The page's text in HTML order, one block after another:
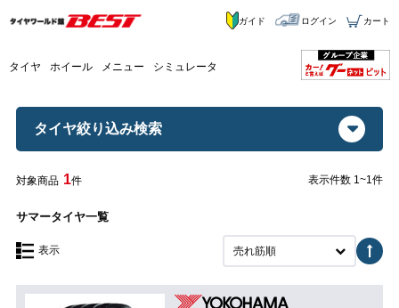
タイヤ ホイール メニュー シミュレータ
ガイド ログイン カート
タイヤ絞り込み検索
対象商品 1件 表示件数 1~1件
サマータイヤ一覧
表示 売れ筋順